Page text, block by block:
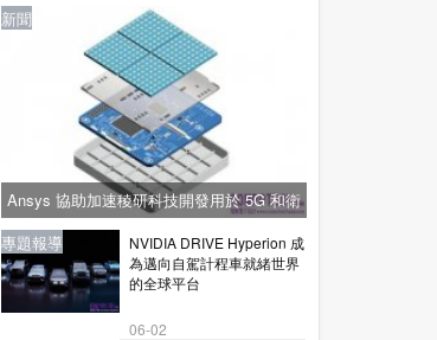
新聞
Ansys 協助加速稜研科技開發用於 5G 和衛
星通訊的下一代毫米波技術
新聞
NVIDIA DRIVE Hyperion 成
為邁向自駕計程車就緒世界
的全球平台
06-02
新聞
專題報導
新聞
專題報導